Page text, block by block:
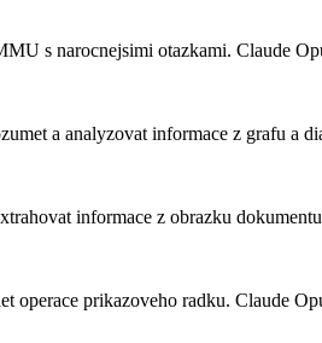
s narocnejsimi otazkami. Claude
a analyzovat informace z grafu a
informace z obrazku
operace prikazoveho radku. Claude